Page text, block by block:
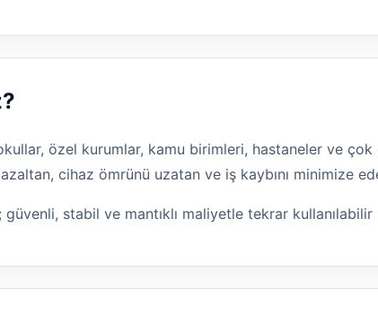
özel kurumlar, kamu birimleri, hastaneler ve
cihaz ömrünü uzatan ve iş kaybını minimize
stabil ve mantıklı maliyetle tekrar